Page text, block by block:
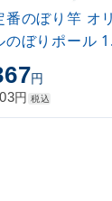
番のぼり竿 オ
のぼりポール
伸縮式 水色
円
円 税込